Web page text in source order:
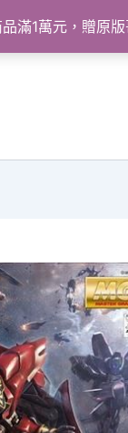
滿1萬元，贈原